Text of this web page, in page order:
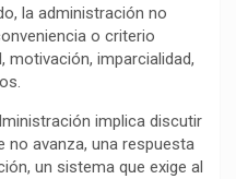
la administración no
o criterio
motivación, imparcialidad,
implica discutir
no avanza, una respuesta
un sistema que exige al